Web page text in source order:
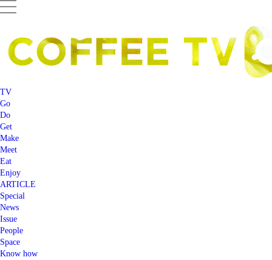
TV
Go
Do
Get
Make
Meet
Eat
Enjoy
ARTICLE
Special
News
Issue
People
Space
Know how